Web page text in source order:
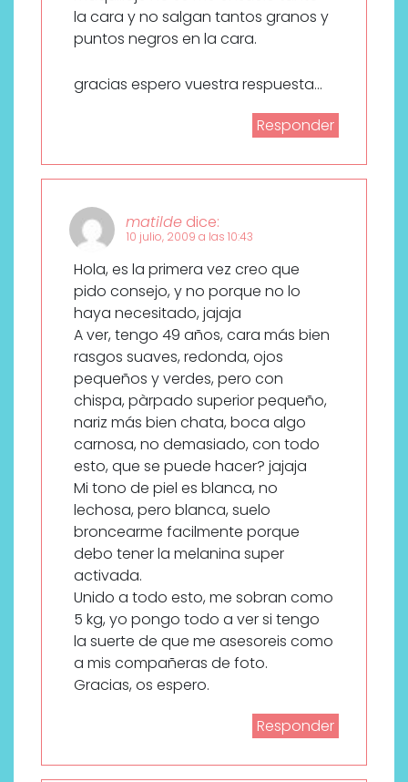
la cara y no salgan tantos granos y
puntos negros en la cara.
gracias espero vuestra respuesta…
Responder
matilde dice:
10 julio, 2009 a las 10:43
Hola, es la primera vez creo que
pido consejo, y no porque no lo
haya necesitado, jajaja
A ver, tengo 49 años, cara más bien
rasgos suaves, redonda, ojos
pequeños y verdes, pero con
chispa, pàrpado superior pequeño,
nariz más bien chata, boca algo
carnosa, no demasiado, con todo
esto, que se puede hacer? jajaja
Mi tono de piel es blanca, no
lechosa, pero blanca, suelo
broncearme facilmente porque
debo tener la melanina super
activada.
Unido a todo esto, me sobran como
5 kg, yo pongo todo a ver si tengo
la suerte de que me asesoreis como
a mis compañeras de foto.
Gracias, os espero.
Responder